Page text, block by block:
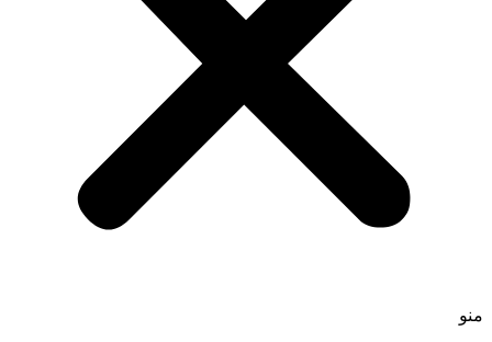
منو